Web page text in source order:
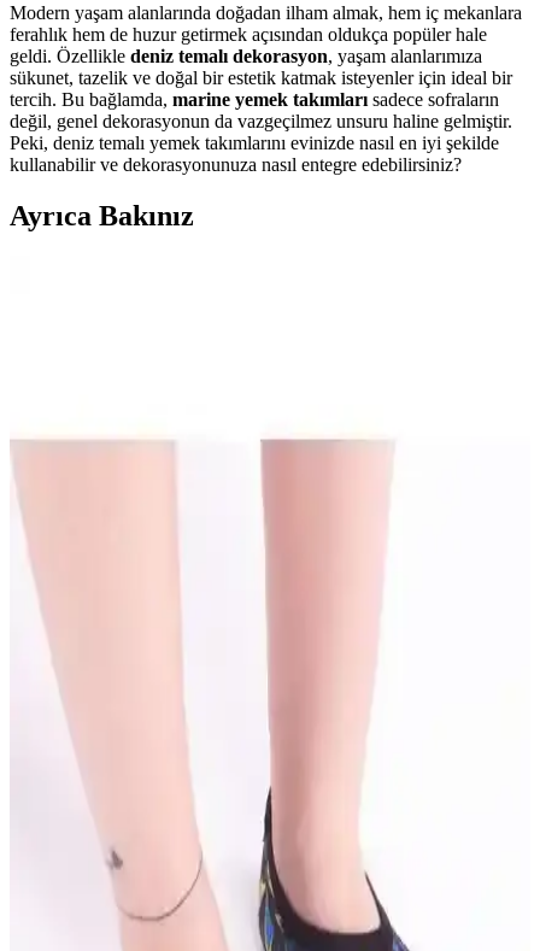
Modern yaşam alanlarında doğadan ilham almak, hem iç mekanlara
ferahlık hem de huzur getirmek açısından oldukça popüler hale
geldi. Özellikle deniz temalı dekorasyon, yaşam alanlarımıza
sükunet, tazelik ve doğal bir estetik katmak isteyenler için ideal bir
tercih. Bu bağlamda, marine yemek takımları sadece sofraların
değil, genel dekorasyonun da vazgeçilmez unsuru haline gelmiştir.
Peki, deniz temalı yemek takımlarını evinizde nasıl en iyi şekilde
kullanabilir ve dekorasyonunuza nasıl entegre edebilirsiniz?
Ayrıca Bakınız
Vardem Kauçuk Ürünleri Analizi
İki farklı yüzme paletini detaylı şekilde karşılaştırıyoruz. Malzeme,
Yüzücü Bonesi Karşılaştırması: Likralı ve Likra
Kumaş Modelleri Hakkında Bilgiler
detaylar ve kullanıcı yorumlarıyla birlikte anlatılıyor.
Slipstop Bellissima Kaydırmaz Deniz Ayakkabısı:
Yaz ve Su Aktiviteleri İçin Güvenli ve Şık Tercih
Yaz aylarında deniz ve havuz aktiviteleri için tasarlanmış Slipstop
Bellissima kaydırmaz ayakkabılar, güvenli, konforlu ve şık
seçenekler sunar, çeşitli renk ve bedenlerle kullanıcıların beğenisini